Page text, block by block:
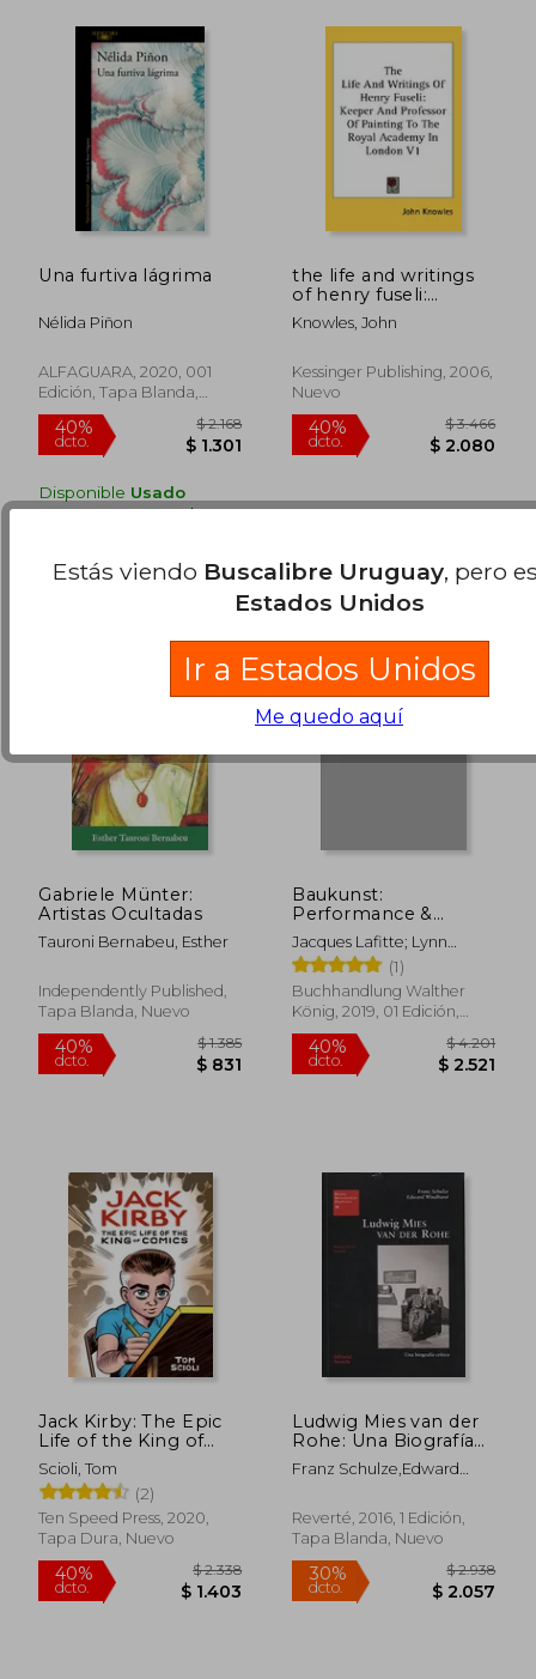
dcto. $ 1.197 dcto. $
40% $ 1.873 40%
dcto.
Una furtiva lágrima
Nélida Piñon
ALFAGUARA, 2020, 001
Edición, Tapa Blanda,
Nuevo
40%
dcto.
Disponible Usado
en Buen Estado a$ 568.
the life and writings
of henry fuseli:
keeper and professor
of painting to the
london v1 (en Inglés)
Knowles, John
Kessinger Publishing, 2006,
Nuevo
40%
dcto.
Gabriele Münter:
Artistas Ocultadas
Tauroni Bernabeu, Esther
Independently Published,
Tapa Blanda, Nuevo
Baukunst:
Performance &
Performativity:
Performace &
Performativity (en
Inglés)
Jacques Lafitte; Lynn
Margulis; Dorion Sagan;
Adrien Verschuere; Hans
Ulrich Obrist
(1)
Buchhandlung Walther
König, 2019, 01 Edición,
Tapa Blanda, Nuevo
Jack Kirby: The Epic
Life of the King of
Comics (en Inglés)
Scioli, Tom
(2)
Ten Speed Press, 2020,
Tapa Dura, Nuevo
Ludwig Mies van der
Rohe: Una Biografía
Crítica
Franz Schulze,Edward
Reverté, 2016, 1 Edición,
Tapa Blanda, Nuevo
Estás viendo Buscalibre Uruguay, pero
Estados Unidos
Ir a Estados Unidos
Me quedo aquí